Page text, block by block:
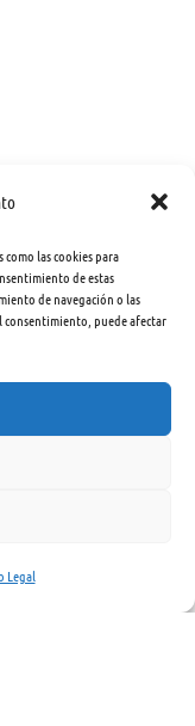
las cookies para
de estas
de navegación o las
consentimiento, puede afectar
Legal